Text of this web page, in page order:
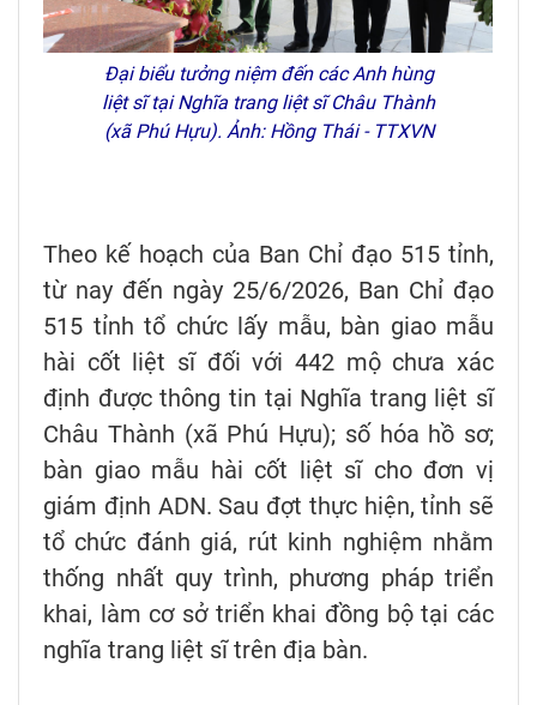
Đại biểu tưởng niệm đến các Anh hùng
liệt sĩ tại Nghĩa trang liệt sĩ Châu Thành
(xã Phú Hựu). Ảnh: Hồng Thái - TTXVN
Theo kế hoạch của Ban Chỉ đạo 515 tỉnh,
từ nay đến ngày 25/6/2026, Ban Chỉ đạo
515 tỉnh tổ chức lấy mẫu, bàn giao mẫu
hài cốt liệt sĩ đối với 442 mộ chưa xác
định được thông tin tại Nghĩa trang liệt sĩ
Châu Thành (xã Phú Hựu); số hóa hồ sơ;
bàn giao mẫu hài cốt liệt sĩ cho đơn vị
giám định ADN. Sau đợt thực hiện, tỉnh sẽ
tổ chức đánh giá, rút kinh nghiệm nhằm
thống nhất quy trình, phương pháp triển
khai, làm cơ sở triển khai đồng bộ tại các
nghĩa trang liệt sĩ trên địa bàn.